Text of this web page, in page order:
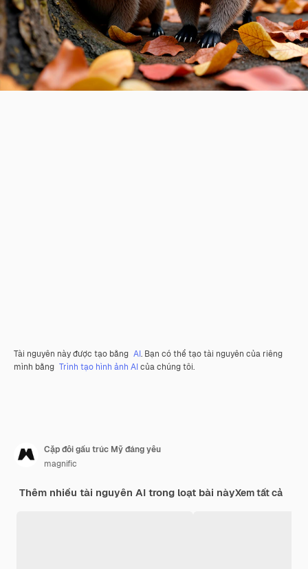
Tài nguyên này được tạo bằng AI. Bạn có thể tạo tài nguyên của riêng
mình bằng Trình tạo hình ảnh AIcủa chúng tôi.
Cặp đôi gấu trúc Mỹ đáng yêu
magnific
Thêm nhiều tài nguyên AI trong loạt bài nàyXem tất cả